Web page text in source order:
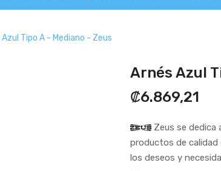
Tipo A - Mediano - Zeus
Arnés Azul
₡6.869,21
Zeus se dedica
productos de calidad
los deseos y